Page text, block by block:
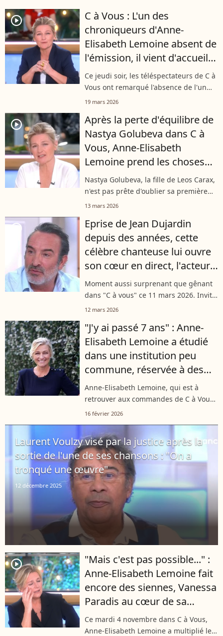
elle était revenue sur leur éducation,
confiant...
player2
C à Vous : L'un des
chroniqueurs d'Anne-
Elisabeth Lemoine absent de
l'émission, il vient d'accueillir
son troisième enfant
Ce jeudi soir, les téléspectateurs de C à
Vous ont remarqué l'absence de l'un
des chroniqueurs habituels d'Anne-
rapidement expliquée par la
présentatrice...
19 mars 2026
player2
Après la perte d'équilibre de
Nastya Golubeva dans C à
Vous, Anne-Elisabeth
Lemoine prend les choses
en main
Nastya Golubeva, la fille de Leos Carax,
n'est pas prête d'oublier sa première
télé. Sur le plateau de "C à Vous" aux
de 21 ans a lourdement...
13 mars 2026
player2
Eprise de Jean Dujardin
depuis des années, cette
célèbre chanteuse lui ouvre
son cœur en direct, l'acteur
perd ses moyens
Moment aussi surprenant que gênant
dans "C à vous" ce 11 mars 2026. Invité
sur le plateau pour promouvoir son
une déclaration inattendue d’une...
12 mars 2026
"J'y ai passé 7 ans" : Anne-
Elisabeth Lemoine a étudié
dans une institution peu
commune, réservée à des
descendants particuliers
Anne-Elisabeth Lemoine, qui est à
retrouver aux commandes de C à Vous
ce lundi soir sur France 5, s'était
scolarité singulière. L'animatrice a
passé...
16 février 2026
Laurent Voulzy visé par la justice après la
sortie de l'une de ses chansons : "On a
tronqué une œuvre"
12 décembre 2025
player2
"Mais c'est pas possible..." :
Anne-Elisabeth Lemoine fait
encore des siennes, Vanessa
Paradis au cœur de sa
nouvelle maladresse
Ce mardi 4 novembre dans C à Vous,
Anne-Elisabeth Lemoine a multiplié les